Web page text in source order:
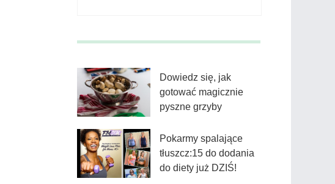
Dowiedz się, jak
gotować magicznie
pyszne grzyby
Pokarmy spalające
tłuszcz:15 do dodania
do diety już DZIŚ!